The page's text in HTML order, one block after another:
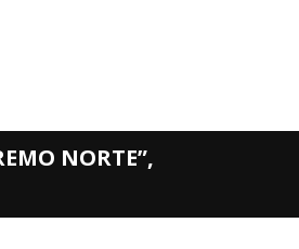
NORTE”,